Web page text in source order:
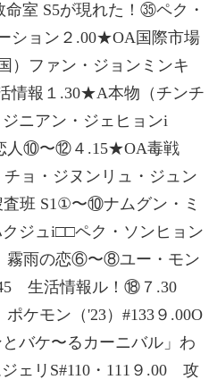
室 S5が現れた！㉟ペク・
ション２.00★OA国際市場
）ファン・ジョンミンキ
情報１.30★A本物（チンチ
ニアン・ジェヒョンi
人⑩〜⑫４.15★OA毒戦
ョ・ジヌンリュ・ジュン
班 S1①〜⑩ナムグン・ミ
ジュi□□ペク・ソンヒョン
霧雨の恋⑥〜⑧ユー・モン
生活情報ル！⑱７.30
モン（'23）#133９.00O
バケ〜るカーニバル」わ
ェリS#110・111９.00 攻